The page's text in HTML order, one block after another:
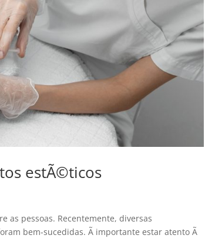
estÃ©ticos
as pessoas. Recentemente, diversas
bem-sucedidas. Ã importante estar atento Ã